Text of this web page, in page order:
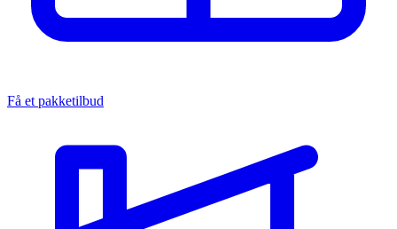
Få et pakketilbud